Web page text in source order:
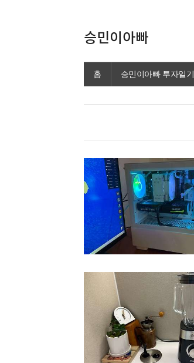
승민이아빠
홈 승민이아빠 투자일기